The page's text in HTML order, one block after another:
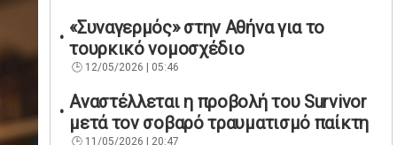
«Συναγερμός» στην Αθήνα για το
τουρκικό νομοσχέδιο
12/05/2026 | 05:46
Αναστέλλεται η προβολή του Survivor
μετά τον σοβαρό τραυματισμό παίκτη
11/05/2026 | 20:47